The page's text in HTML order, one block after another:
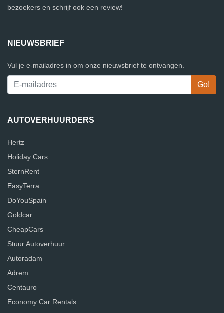
bezoekers en schrijf ook een review!
NIEUWSBRIEF
Vul je e-mailadres in om onze nieuwsbrief te ontvangen.
AUTOVERHUURDERS
Hertz
Holiday Cars
SternRent
EasyTerra
DoYouSpain
Goldcar
CheapCars
Stuur Autoverhuur
Autoradam
Adrem
Centauro
Economy Car Rentals